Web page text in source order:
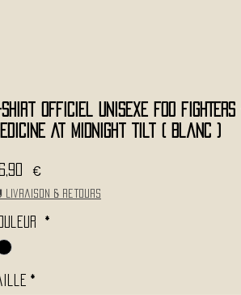
Shirt Officiel Unisexe FOO FIGHTERS
At Midnight Tilt ( Blanc )
€
Livraison & retours
*
*